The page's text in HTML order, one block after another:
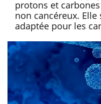
protons et
non cancéreux.
adaptée pour les